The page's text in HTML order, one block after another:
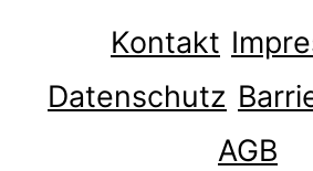
Kontakt
Datenschutz
AGB